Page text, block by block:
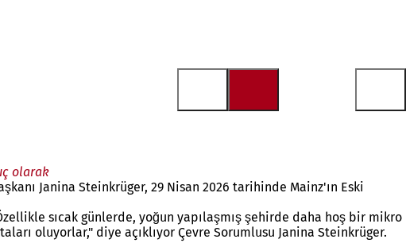
olarak
Janina Steinkrüger, 29 Nisan 2026 tarihinde Mainz'ın Eski
sıcak günlerde, yoğun yapılaşmış şehirde daha hoş bir mikro
oluyorlar," diye açıklıyor Çevre Sorumlusu Janina Steinkrüger.